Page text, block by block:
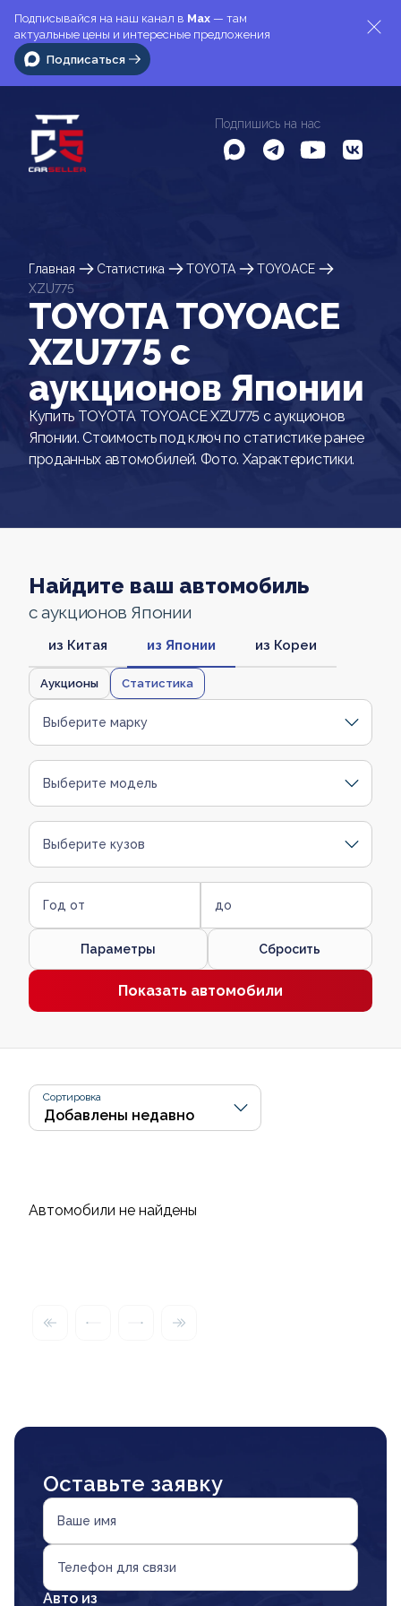
Подписывайся на наш канал в Max — там
актуальные цены и интересные предложения
Подписаться
Подпишись на нас
Главная Статистика TOYOTA
TOYOACE
XZU775
TOYOTA TOYOACE
XZU775 c
аукционов Японии
Купить TOYOTA TOYOACE XZU775 с аукционов
Японии. Стоимость под ключ по статистике ранее
проданных автомобилей. Фото. Характеристики.
Найдите ваш автомобиль
с аукционов Японии
из Китая из Японии из Кореи
Аукционы Статистика
Выберите марку
Выберите модель
Выберите кузов
Год от до
Параметры Сбросить
Показать автомобили
Сортировка
Автомобили не найдены
Оставьте заявку
Ваше имя
Телефон для связи
Авто из